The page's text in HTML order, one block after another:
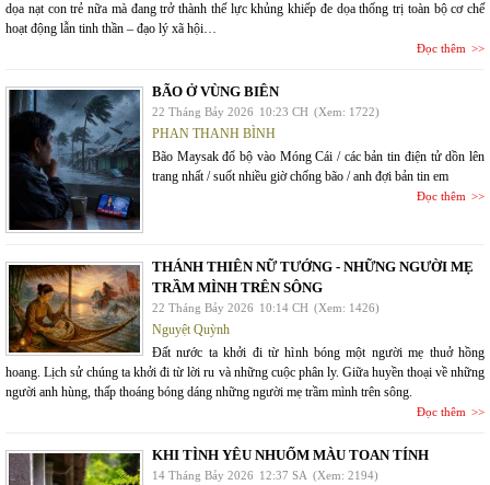
dọa nạt con trẻ nữa mà đang trở thành thế lực khủng khiếp đe dọa thống trị toàn bộ cơ chế
hoạt động lẫn tinh thần – đạo lý xã hội…
Đọc thêm
BÃO Ở VÙNG BIÊN
22 Tháng Bảy 2026 10:23 CH (Xem: 1722)
PHAN THANH BÌNH
Bão Maysak đổ bộ vào Móng Cái / các bản tin điện tử dồn lên
trang nhất / suốt nhiều giờ chống bão / anh đợi bản tin em
Đọc thêm
THÁNH THIÊN NỮ TƯỚNG - NHỮNG NGƯỜI MẸ
TRẦM MÌNH TRÊN SÔNG
22 Tháng Bảy 2026 10:14 CH (Xem: 1426)
Nguyệt Quỳnh
Đất nước ta khởi đi từ hình bóng một người mẹ thuở hồng
hoang. Lịch sử chúng ta khởi đi từ lời ru và những cuộc phân ly. Giữa huyền thoại về những
người anh hùng, thấp thoáng bóng dáng những người mẹ trầm mình trên sông.
Đọc thêm
KHI TÌNH YÊU NHUỐM MÀU TOAN TÍNH
14 Tháng Bảy 2026 12:37 SA (Xem: 2194)